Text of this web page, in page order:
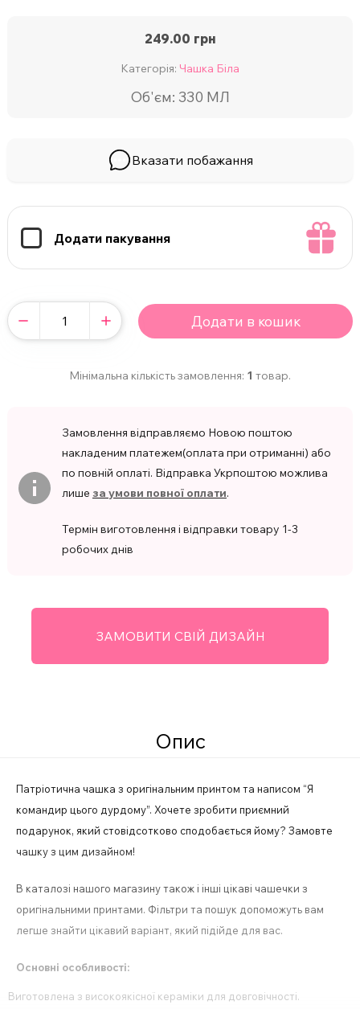
249.00 грн
Категорія: Чашка Біла
Об'єм: 330 МЛ
Вказати побажання
Додати пакування
Додати в кошик
Мінімальна кількість замовлення: 1 товар.
Замовлення відправляємо Новою поштою
накладеним платежем(оплата при отриманні) або
по повній оплаті. Відправка Укрпоштою можлива
лише за умови повної оплати.
Термін виготовлення і відправки товару 1-3
робочих днів
ЗАМОВИТИ СВІЙ ДИЗАЙН
Опис
Патріотична чашка з оригінальним принтом та написом “Я
командир цього дурдому”. Хочете зробити приємний
подарунок, який стовідсотково сподобається йому? Замовте
чашку з цим дизайном!
В каталозі нашого магазину також і інші цікаві чашечки з
оригінальними принтами. Фільтри та пошук допоможуть вам
легше знайти цікавий варіант, який підійде для вас.
Основні особливості:
Виготовлена з високоякісної кераміки для довговічності.